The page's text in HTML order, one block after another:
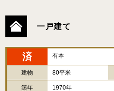
一戸建て
済 有本
建物 80平米
築年 1970年